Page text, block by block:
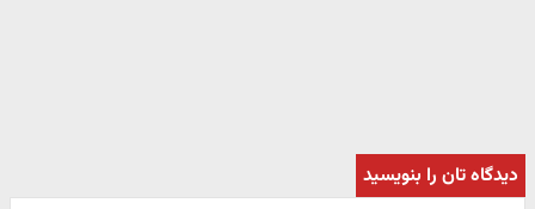
دیدگاه تان را بنویسید